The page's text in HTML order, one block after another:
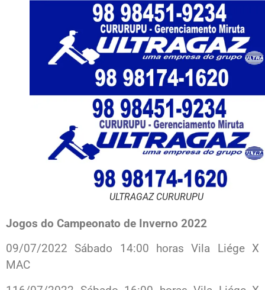
ULTRAGAZ CURURUPU
Jogos do Campeonato de Inverno 2022
09/07/2022 Sábado 14:00 horas Vila Liége X
MAC